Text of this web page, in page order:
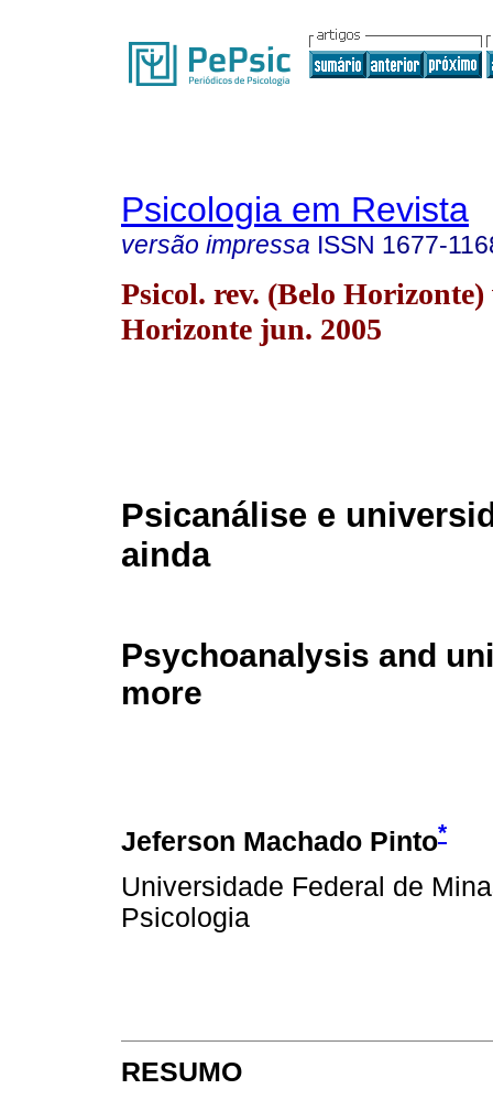
Psicologia em Revista
versão impressa ISSN 1677-
Psicol. rev. (Belo Horizonte)
Horizonte jun. 2005
Psicanálise e
ainda
Psychoanalysis and
more
Jeferson Machado Pinto*
Universidade Federal de
Psicologia
RESUMO